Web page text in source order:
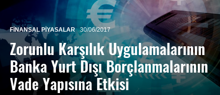
FINANSAL PIYASALAR 30/06/2017
Zorunlu Karşılık Uygulamalarının
Banka Yurt Dışı Borçlanmalarının
Vade Yapısına Etkisi